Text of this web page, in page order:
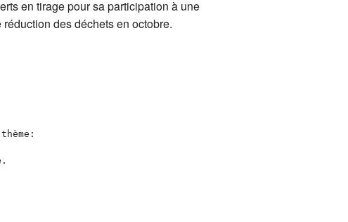
en tirage pour sa participation à une
des déchets en octobre.